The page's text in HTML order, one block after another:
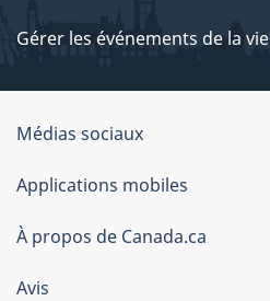
Gérer les événements de la vie
Organisation
du
gouvernement
du
Canada
Médias sociaux
Applications mobiles
À propos de Canada.ca
Avis